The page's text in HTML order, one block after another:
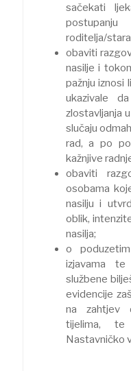
sačekati
roditelja/
obaviti
nasilje i
pažnju iznosi
ukazivale
zlostavljanja
slučaju
rad, a po
kažnjive
obaviti
osobama
nasilju i
oblik,
nasilja;
o
izjavama te
službene
evidencije
na zahtjev
tijelima,
Nastavničko